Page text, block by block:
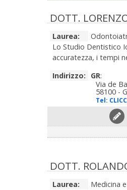
DOTT.
Laurea:
Lo Studio Dentistico
accuratezza, i tempi
Indirizzo:
GR:
Via de
58100 -
Tel:
DOTT.
Laurea: Medicina